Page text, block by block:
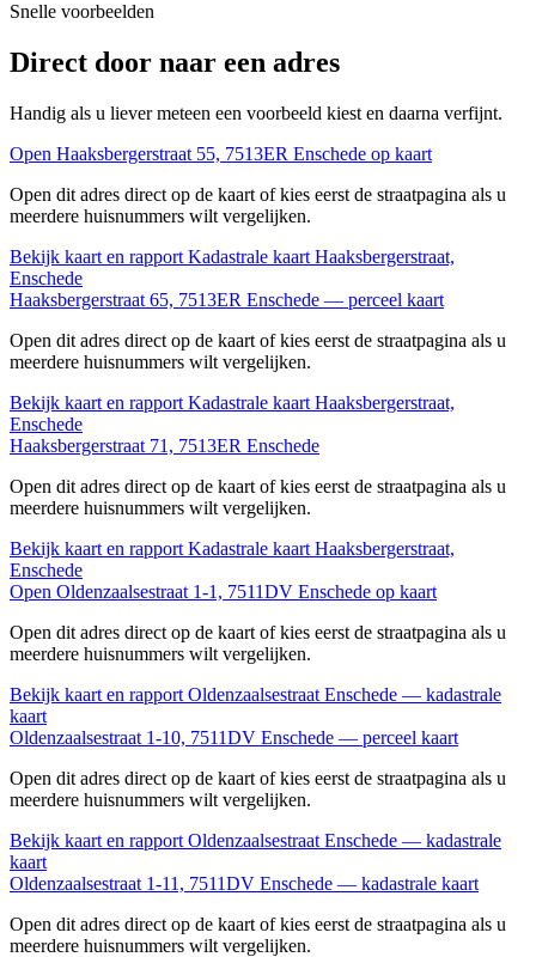
Snelle voorbeelden
Direct door naar een adres
Handig als u liever meteen een voorbeeld kiest en daarna verfijnt.
Open Haaksbergerstraat 55, 7513ER Enschede op kaart
Open dit adres direct op de kaart of kies eerst de straatpagina als u
meerdere huisnummers wilt vergelijken.
Bekijk kaart en rapport Kadastrale kaart Haaksbergerstraat,
Enschede
Haaksbergerstraat 65, 7513ER Enschede — perceel kaart
Open dit adres direct op de kaart of kies eerst de straatpagina als u
meerdere huisnummers wilt vergelijken.
Bekijk kaart en rapport Kadastrale kaart Haaksbergerstraat,
Enschede
Haaksbergerstraat 71, 7513ER Enschede
Open dit adres direct op de kaart of kies eerst de straatpagina als u
meerdere huisnummers wilt vergelijken.
Bekijk kaart en rapport Kadastrale kaart Haaksbergerstraat,
Enschede
Open Oldenzaalsestraat 1-1, 7511DV Enschede op kaart
Open dit adres direct op de kaart of kies eerst de straatpagina als u
meerdere huisnummers wilt vergelijken.
Bekijk kaart en rapport Oldenzaalsestraat Enschede — kadastrale
kaart
Oldenzaalsestraat 1-10, 7511DV Enschede — perceel kaart
Open dit adres direct op de kaart of kies eerst de straatpagina als u
meerdere huisnummers wilt vergelijken.
Bekijk kaart en rapport Oldenzaalsestraat Enschede — kadastrale
kaart
Oldenzaalsestraat 1-11, 7511DV Enschede — kadastrale kaart
Open dit adres direct op de kaart of kies eerst de straatpagina als u
meerdere huisnummers wilt vergelijken.